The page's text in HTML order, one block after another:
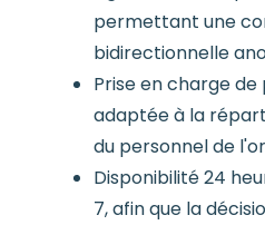
permettant une
bidirectionnelle
Prise en charge de
adaptée à la
du personnel de
Disponibilité 24
7, afin que la